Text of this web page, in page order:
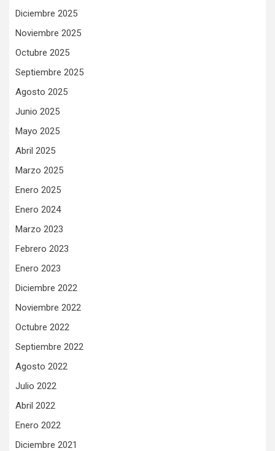
Diciembre 2025
Noviembre 2025
Octubre 2025
Septiembre 2025
Agosto 2025
Junio 2025
Mayo 2025
Abril 2025
Marzo 2025
Enero 2025
Enero 2024
Marzo 2023
Febrero 2023
Enero 2023
Diciembre 2022
Noviembre 2022
Octubre 2022
Septiembre 2022
Agosto 2022
Julio 2022
Abril 2022
Enero 2022
Diciembre 2021